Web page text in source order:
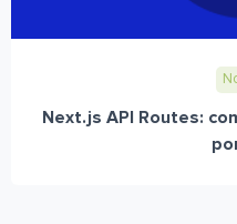
Next.js API Routes: